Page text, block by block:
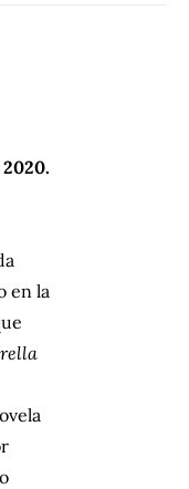
en la